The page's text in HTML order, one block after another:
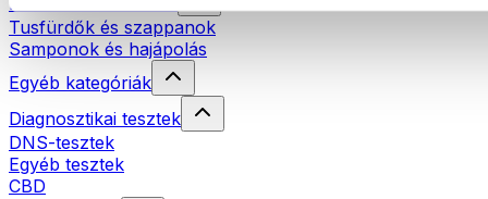
Tusfürdők és szappanok
Samponok és hajápolás
Egyéb kategóriák
Diagnosztikai tesztek
DNS-tesztek
Egyéb tesztek
CBD